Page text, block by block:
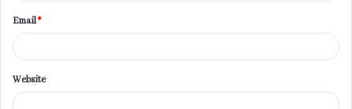
Email*
Website